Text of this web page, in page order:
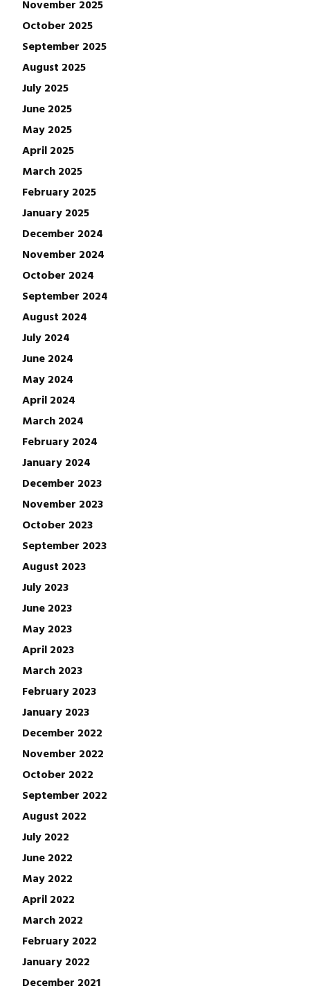
November 2025
October 2025
September 2025
August 2025
July 2025
June 2025
May 2025
April 2025
March 2025
February 2025
January 2025
December 2024
November 2024
October 2024
September 2024
August 2024
July 2024
June 2024
May 2024
April 2024
March 2024
February 2024
January 2024
December 2023
November 2023
October 2023
September 2023
August 2023
July 2023
June 2023
May 2023
April 2023
March 2023
February 2023
January 2023
December 2022
November 2022
October 2022
September 2022
August 2022
July 2022
June 2022
May 2022
April 2022
March 2022
February 2022
January 2022
December 2021